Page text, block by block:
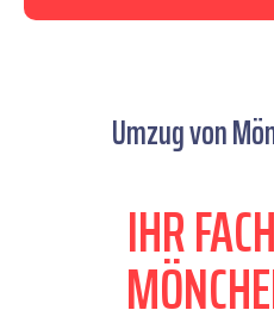
Umzug von
IHR